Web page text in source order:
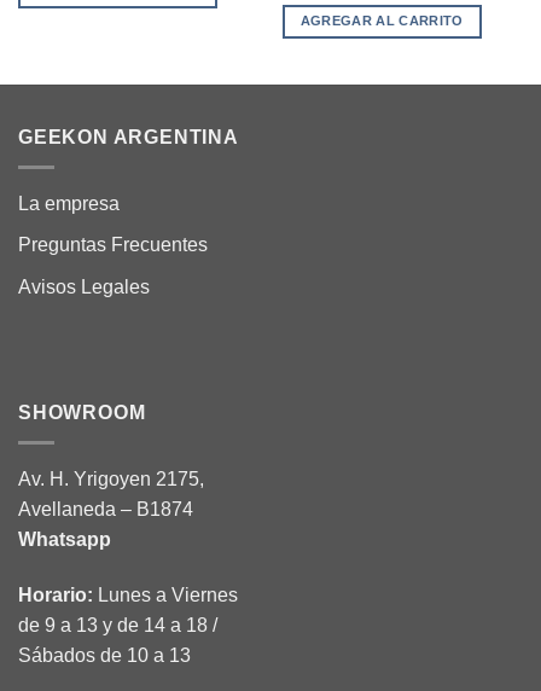
AGREGAR AL CARRITO
GEEKON ARGENTINA
La empresa
Preguntas Frecuentes
Avisos Legales
SHOWROOM
Av. H. Yrigoyen 2175,
Avellaneda – B1874
Whatsapp
Horario: Lunes a Viernes
de 9 a 13 y de 14 a 18 /
Sábados de 10 a 13